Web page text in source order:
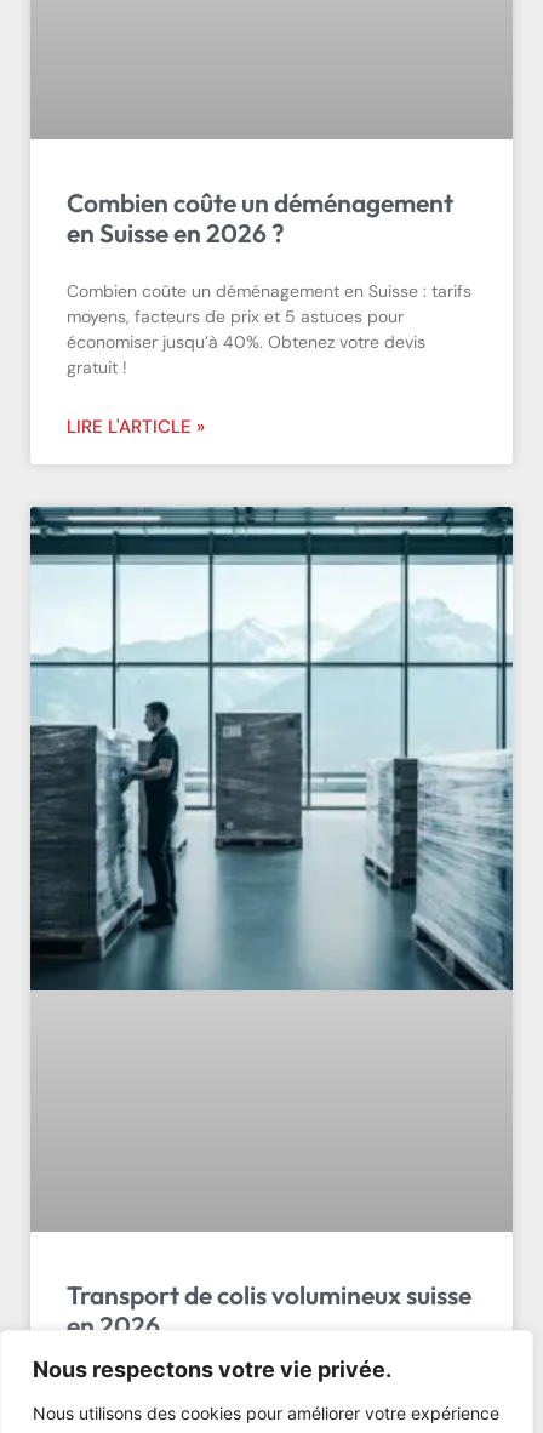
Nous respectons votre vie privée.
Nous utilisons des cookies pour améliorer votre expérience
Combien coûte un déménagement
en Suisse en 2026 ?
Combien coûte un déménagement en Suisse : tarifs
moyens, facteurs de prix et 5 astuces pour
économiser jusqu’à 40%. Obtenez votre devis
gratuit !
LIRE L'ARTICLE »
Transport de colis volumineux suisse
en 2026
Transport de colis volumineux suisse : découvrez les
5 solutions efficaces, tarifs et astuces pratiques.